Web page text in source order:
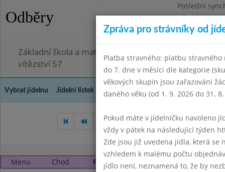
Odběry
Poslední
Pátek
Omezení
Základní škola a mateřská škola Chodov, Praha 4,
vítězství 57
Vybrat jídelnu Jídelní lístek Historie Kontakty a informace
Březen 2010 Duben 2010
Menu Chod Pondělí 3. 5. 2010
Zpráva pro strávníky od
Platba stravného: platbu stravného
do 7. dne v měsíci dle kategorie
věkových skupin jsou zařazováni
daného věku (od 1. 9. 2026 do 31.
Pokud máte v jídelníčku navoleno
vždy v pátek na následující týden
Zde jsou již uvedena jídla, která se
vzhledem k malému počtu
jídlo není, neznamená to, že by